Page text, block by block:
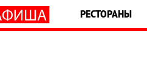
РЕСТОРАНЫ